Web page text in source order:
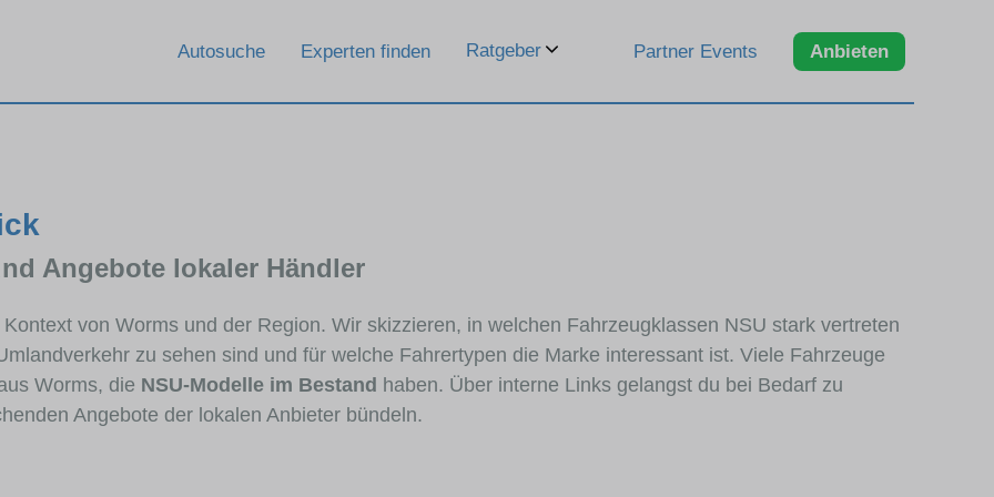
Autosuche Experten finden Ratgeber Partner Events Anbieten
Angebote lokaler Händler
von Worms und der Region. Wir skizzieren, in welchen Fahrzeugklassen NSU stark vertreten
zu sehen sind und für welche Fahrertypen die Marke interessant ist. Viele Fahrzeuge
Worms, die NSU-Modelle im Bestand haben. Über interne Links gelangst du bei Bedarf zu
Angebote der lokalen Anbieter bündeln.